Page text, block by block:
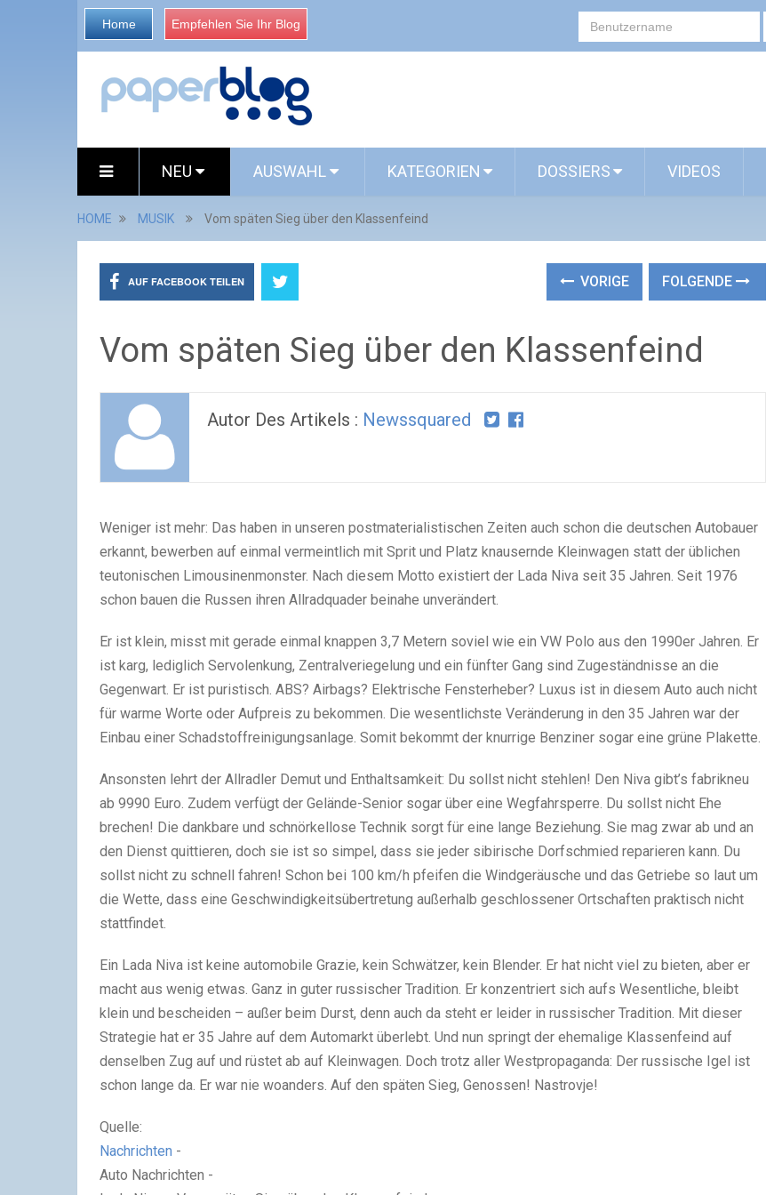
Home Empfehlen Sie Ihr Blog
NEU AUSWAHL KATEGORIEN DOSSIERS VIDEOS
HOME MUSIK Vom späten Sieg über den Klassenfeind
AUF FACEBOOK TEILEN VORIGE FOLGENDE
Vom späten Sieg über den Klassenfeind
Autor Des Artikels : Newssquared
Weniger ist mehr: Das haben in unseren postmaterialistischen Zeiten auch schon die deutschen Autobauer
erkannt, bewerben auf einmal vermeintlich mit Sprit und Platz knausernde Kleinwagen statt der üblichen
teutonischen Limousinenmonster. Nach diesem Motto existiert der Lada Niva seit 35 Jahren. Seit 1976
schon bauen die Russen ihren Allradquader beinahe unverändert.
Er ist klein, misst mit gerade einmal knappen 3,7 Metern soviel wie ein VW Polo aus den 1990er Jahren. Er
ist karg, lediglich Servolenkung, Zentralveriegelung und ein fünfter Gang sind Zugeständnisse an die
Gegenwart. Er ist puristisch. ABS? Airbags? Elektrische Fensterheber? Luxus ist in diesem Auto auch nicht
für warme Worte oder Aufpreis zu bekommen. Die wesentlichste Veränderung in den 35 Jahren war der
Einbau einer Schadstoffreinigungsanlage. Somit bekommt der knurrige Benziner sogar eine grüne Plakette.
Ansonsten lehrt der Allradler Demut und Enthaltsamkeit: Du sollst nicht stehlen! Den Niva gibt’s fabrikneu
ab 9990 Euro. Zudem verfügt der Gelände-Senior sogar über eine Wegfahrsperre. Du sollst nicht Ehe
brechen! Die dankbare und schnörkellose Technik sorgt für eine lange Beziehung. Sie mag zwar ab und an
den Dienst quittieren, doch sie ist so simpel, dass sie jeder sibirische Dorfschmied reparieren kann. Du
sollst nicht zu schnell fahren! Schon bei 100 km/h pfeifen die Windgeräusche und das Getriebe so laut um
die Wette, dass eine Geschwindigkeitsübertretung außerhalb geschlossener Ortschaften praktisch nicht
stattfindet.
Ein Lada Niva ist keine automobile Grazie, kein Schwätzer, kein Blender. Er hat nicht viel zu bieten, aber er
macht aus wenig etwas. Ganz in guter russischer Tradition. Er konzentriert sich aufs Wesentliche, bleibt
klein und bescheiden – außer beim Durst, denn auch da steht er leider in russischer Tradition. Mit dieser
Strategie hat er 35 Jahre auf dem Automarkt überlebt. Und nun springt der ehemalige Klassenfeind auf
denselben Zug auf und rüstet ab auf Kleinwagen. Doch trotz aller Westpropaganda: Der russische Igel ist
schon lange da. Er war nie woanders. Auf den späten Sieg, Genossen! Nastrovje!
Quelle:
Nachrichten -
Auto Nachrichten -